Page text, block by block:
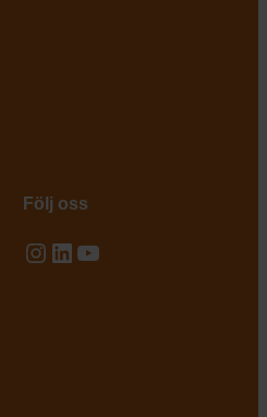
Följ oss
Instagram
LinkedIn
YouTube